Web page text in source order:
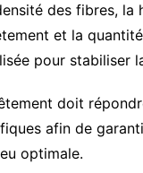
des fibres, la
et la
pour stabiliser
doit
afin de
optimale.